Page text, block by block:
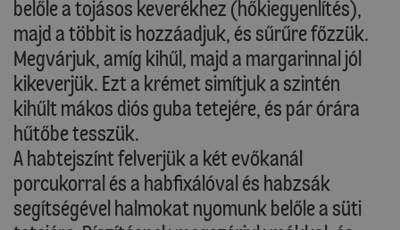
belőle a tojásos keverékhez (hőkiegyenlítés),
majd a többit is hozzáadjuk, és sűrűre főzzük.
Megvárjuk, amíg kihűl, majd a margarinnal jól
kikeverjük. Ezt a krémet simítjuk a szintén
kihűlt mákos diós guba tetejére, és pár órára
hűtőbe tesszük.
A habtejszínt felverjük a két evőkanál
porcukorral és a habfixálóval és habzsák
segítségével halmokat nyomunk belőle a süti